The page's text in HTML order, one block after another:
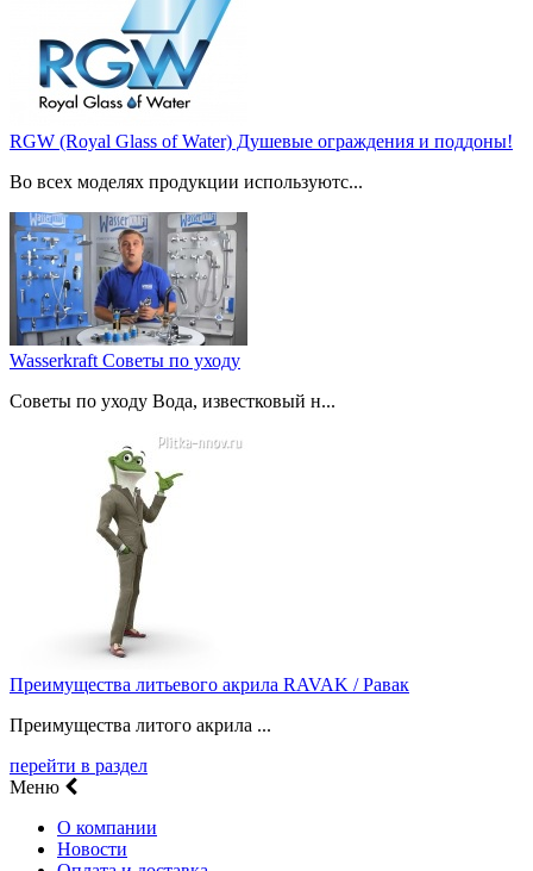
RGW (Royal Glass of Water) Душевые ограждения и поддоны!
Во всех моделях продукции используютс...
Wasserkraft Советы по уходу
Советы по уходу Вода, известковый н...
Преимущества литьевого акрила RAVAK / Равак
Преимущества литого акрила ...
перейти в раздел
Меню
О компании
Новости